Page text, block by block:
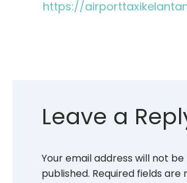
https://
Leave a
Your email address will not be
published. Required fields are